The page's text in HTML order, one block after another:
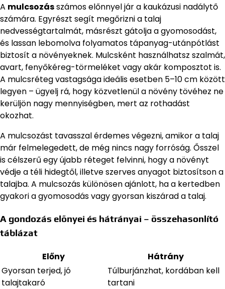
A mulcsozásszámos előnnyel jár a kaukázusi nadálytő
számára. Egyrészt segít megőrizni a talaj
nedvességtartalmát, másrészt gátolja a gyomosodást,
és lassan lebomolva folyamatos tápanyag-utánpótlást
biztosít a növényeknek. Mulcsként használhatsz szalmát,
avart, fenyőkéreg-törmeléket vagy akár komposztot is.
A mulcsréteg vastagsága ideális esetben 5–10 cm között
legyen – ügyelj rá, hogy közvetlenül a növény tövéhez ne
kerüljön nagy mennyiségben, mert az rothadást
okozhat.
A mulcsozást tavasszal érdemes végezni, amikor a talaj
már felmelegedett, de még nincs nagy forróság. Ősszel
is célszerű egy újabb réteget felvinni, hogy a növényt
védje a téli hidegtől, illetve szerves anyagot biztosítson a
talajba. A mulcsozás különösen ajánlott, ha a kertedben
gyakori a gyomosodás vagy gyorsan kiszárad a talaj.
A gondozás előnyei és hátrányai – összehasonlító
táblázat
Előny
Hátrány
Gyorsan terjed, jó
talajtakaró
Túlburjánzhat, kordában kell
tartani